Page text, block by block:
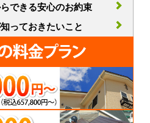
できる安心のお約束
っておきたいこと